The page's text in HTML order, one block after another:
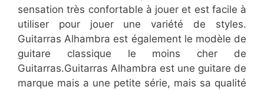
sensation très confortable à jouer et est facile à
utiliser pour jouer une variété de styles.
Guitarras Alhambra est également le modèle de
guitare classique le moins cher de
Guitarras.Guitarras Alhambra est une guitare de
marque mais a une petite série, mais sa qualité